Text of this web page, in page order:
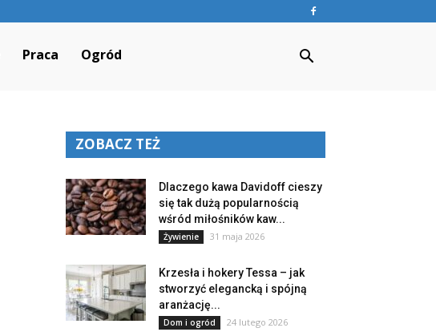
Praca Ogród
ZOBACZ TEŻ
Dlaczego kawa Davidoff cieszy
się tak dużą popularnością
wśród miłośników kaw...
Żywienie 31 maja 2026
Krzesła i hokery Tessa – jak
stworzyć elegancką i spójną
aranżację...
Dom i ogród 24 lutego 2026